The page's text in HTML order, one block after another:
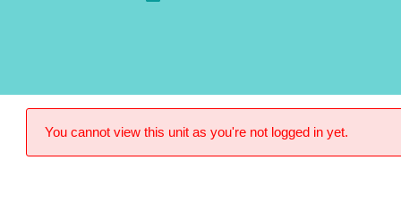
You cannot view this unit as you're not logged in yet.